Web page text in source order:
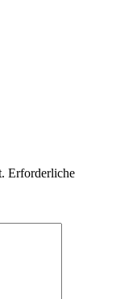
Erforderliche